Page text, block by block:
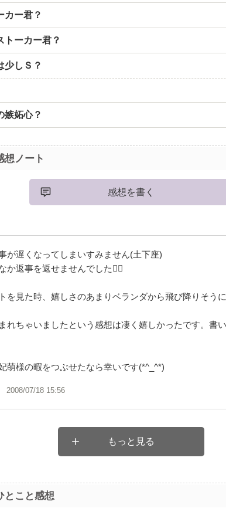
カー君？
トーカー君？
少しＳ？
嫉妬心？
想ノート
感想を書く
が遅くなってしまいすみません(土下座)
か返事を返せませんでした
を見た時、嬉しさのあまりベランダから飛び降りそう
れちゃいましたという感想は凄く嬉しかったです。書
萌様の暇をつぶせたなら幸いです(*^_^*)
2008/07/18 15:56
もっと見る
とこと感想